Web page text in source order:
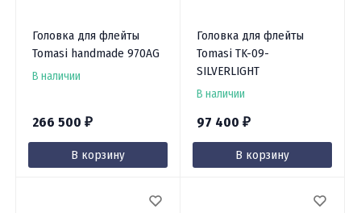
Головка для флейты
Tomasi handmade 970AG
В наличии
266 500 ₽
В корзину
Головка для флейты
Tomasi TK-09-
SILVERLIGHT
В наличии
97 400 ₽
В корзину